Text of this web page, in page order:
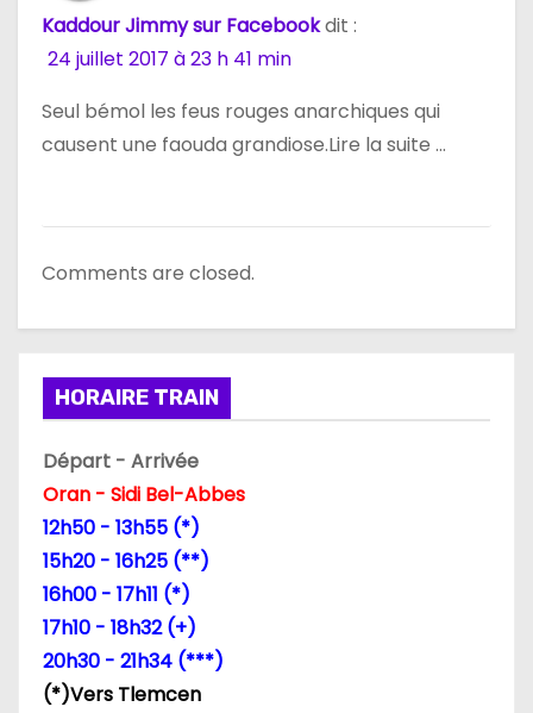
Kaddour Jimmy sur Facebookdit :
24 juillet 2017 à 23 h 41 min
Seul bémol les feus rouges anarchiques qui
causent une faouda grandiose.Lire la suite …
Comments are closed.
HORAIRE TRAIN
Départ - Arrivée
Oran - Sidi Bel-Abbes
12h50 - 13h55 (*)
15h20 - 16h25 (**)
16h00 - 17h11 (*)
17h10 - 18h32 (+)
20h30 - 21h34 (***)
(*)Vers Tlemcen